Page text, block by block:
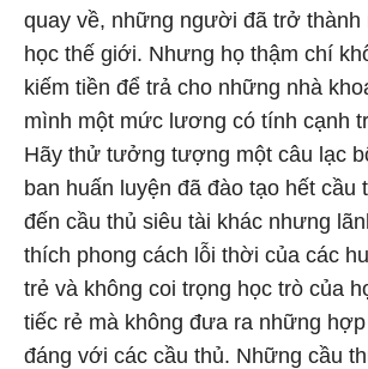
quay về, những người đã trở thành
học thế giới. Nhưng họ thậm chí
kiếm tiền để trả cho những nhà
mình một mức lương có tính cạnh
Hãy thử tưởng tượng một câu lạc
ban huấn luyện đã đào tạo hết cầu
đến cầu thủ siêu tài khác nhưng
thích phong cách lỗi thời của các
trẻ và không coi trọng học trò của
tiếc rẻ mà không đưa ra những
đáng với các cầu thủ. Những cầu